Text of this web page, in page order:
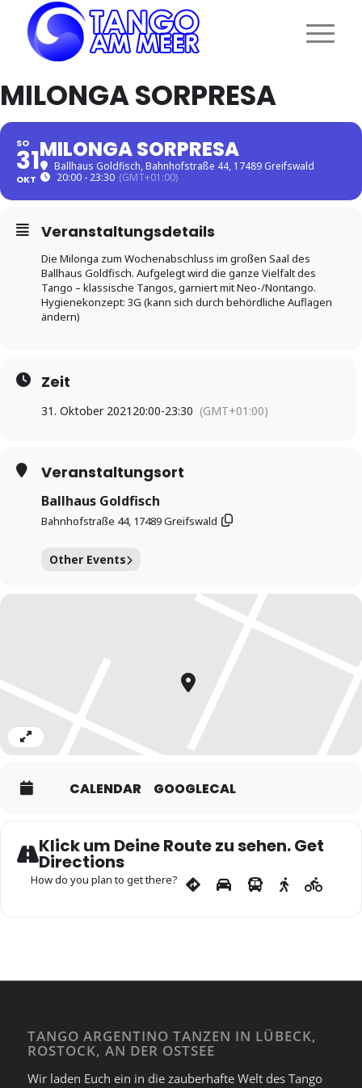
MILONGA SORPRESA
SO
31
OKT
MILONGA SORPRESA
Ballhaus Goldfisch, Bahnhofstraße 44, 17489 Greifswald
20:00 - 23:30 (GMT+01:00)
Veranstaltungsdetails
Die Milonga zum Wochenabschluss im großen Saal des
Ballhaus Goldfisch. Aufgelegt wird die ganze Vielfalt des
Tango – klassische Tangos, garniert mit Neo-/Nontango.
Hygienekonzept: 3G (kann sich durch behördliche Auflagen
ändern)
Zeit
31. Oktober 2021 20:00-23:30 (GMT+01:00)
Veranstaltungsort
Ballhaus Goldfisch
Bahnhofstraße 44, 17489 Greifswald
Other Events
CALENDAR GOOGLECAL
Klick um Deine Route zu sehen. Get
Directions
How do you plan to get there?
TANGO ARGENTINO TANZEN IN LÜBECK,
ROSTOCK, AN DER OSTSEE
Wir laden Euch ein in die zauberhafte Welt des Tango